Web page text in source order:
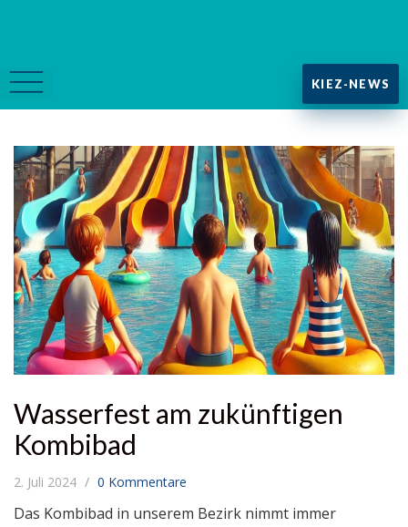
KIEZ-NEWS
Wasserfest am zukünftigen
Kombibad
2. Juli 2024 0 Kommentare
Das Kombibad in unserem Bezirk nimmt immer